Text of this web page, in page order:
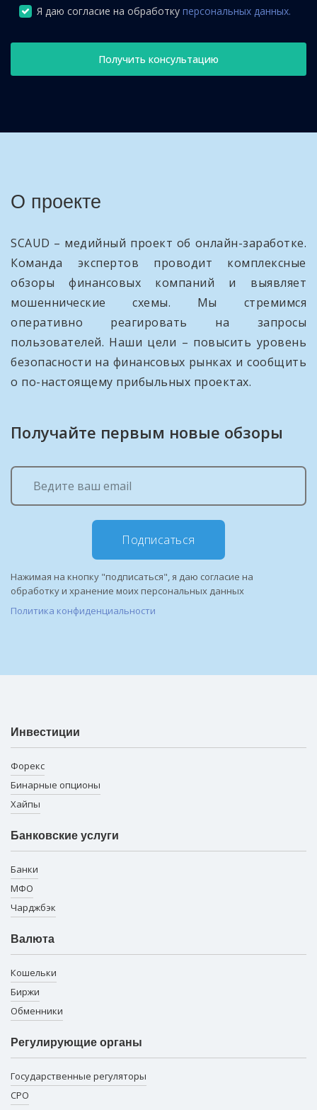
+1 Я даю согласие на обработку персональных данных.
Получить консультацию
О проекте
SCAUD – медийный проект об онлайн-заработке.
Команда экспертов проводит комплексные
обзоры финансовых компаний и выявляет
мошеннические схемы. Мы стремимся
оперативно реагировать на запросы
пользователей. Наши цели – повысить уровень
безопасности на финансовых рынках и сообщить
о по-настоящему прибыльных проектах.
Получайте первым новые обзоры
Подписаться
Нажимая на кнопку "подписаться", я даю согласие на
обработку и хранение моих персональных данных
Политика конфиденциальности
Инвестиции
Форекс
Бинарные опционы
Хайпы
Банковские услуги
Банки
МФО
Чарджбэк
Валюта
Кошельки
Биржи
Обменники
Регулирующие органы
Государственные регуляторы
СРО